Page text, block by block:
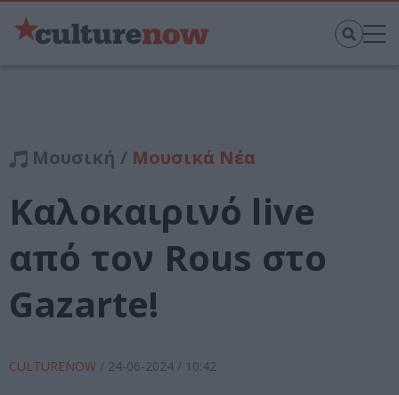
Μουσική / Μουσικά Νέα
Καλοκαιρινό live
από τον Rous στο
Gazarte!
CULTURENOW / 24-06-2024 / 10:42